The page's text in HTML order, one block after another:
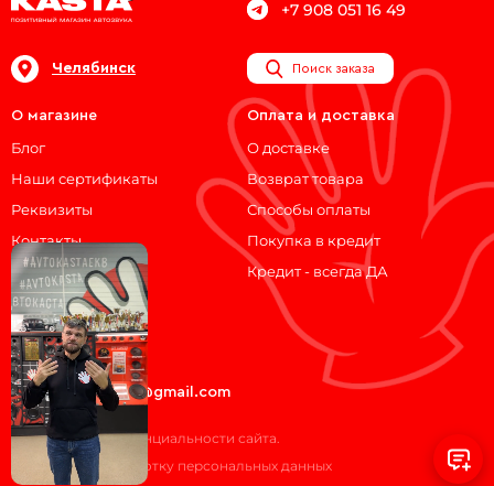
+7 908 051 16 49
Челябинск Поиск заказа
О магазине
Блог
Наши сертификаты
Реквизиты
Контакты
Оплата и доставка
О доставке
Возврат товара
Способы оплаты
Покупка в кредит
Кредит - всегда ДА
Мы на связи!
ВКонтакте
Telegram
avtokasta74@gmail.com
Политика конфиденциальности сайта.
Согласие на обработку персональных данных